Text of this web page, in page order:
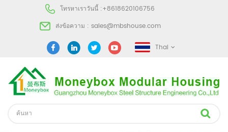
โทรหาเราวันนี้ :+8618620106756
ส่งข้อความ : sales@mbshouse.com
Thai